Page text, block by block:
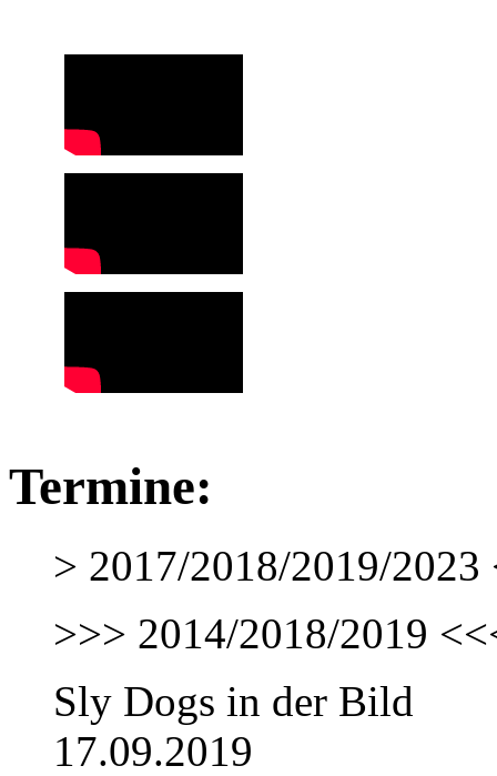
Termine:
> 2017/2018/2019/2023
>>> 2014/2018/2019
Sly Dogs in der Bild
17.09.2019